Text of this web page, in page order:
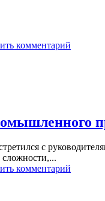
комментарий
с
комментарий